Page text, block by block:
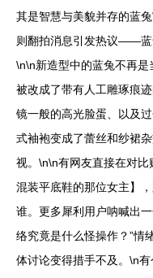
其是智慧与美貌并存的蓝
则翻拍消息引发热议——蓝
\n\n新造型中的蓝兔不再
被改成了带有人工雕琢痕
镜一般的高光脸蛋、以及
式袖袍变成了蕾丝和纱裙
视。\n\n有网友直接在对
混装平底鞋的那位女主】
谁。更多犀利用户呐喊出
络究竟是什么怪操作？”情
体讨论变得措手不及。\n